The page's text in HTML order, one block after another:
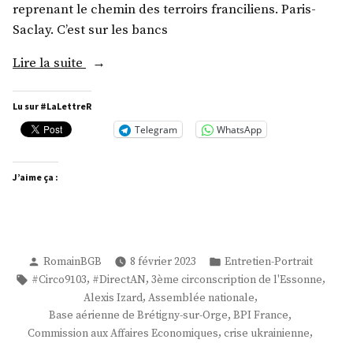
reprenant le chemin des terroirs franciliens. Paris-
Saclay. C’est sur les bancs
Lire la suite
« M.
Izard »
Lu sur #LaLettreR
Telegram WhatsApp
J’aime ça :
Publié
par
RomainBGB 8 février 2023
Publié
dans
Entretien-Portrait
Étiquettes :
#Circo9103, #DirectAN, 3ème circonscription de l'Essonne,
Alexis Izard, Assemblée nationale,
Base aérienne de Brétigny-sur-Orge, BPI France,
Commission aux Affaires Economiques, crise ukrainienne,